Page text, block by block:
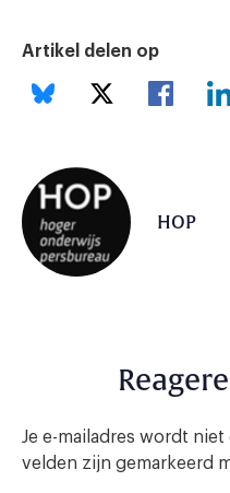
Artikel delen op
HOP
Je e-mailadres wordt
velden zijn gemarkeerd